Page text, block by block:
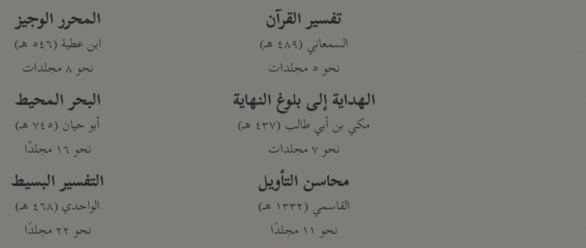
تفسير القرآن
السمعاني (٤٨٩ هـ)
نحو ٥ مجلدات
الهداية إلى بلوغ النهاية
مكي بن أبي طالب (٤٣٧ هـ)
نحو ٧ مجلدات
محاسن التأويل
القاسمي (١٣٣٢ هـ)
نحو ١١ مجلدًا
المحرر الوجيز
ابن عطية (٥٤٦ هـ)
نحو ٨ مجلدات
البحر المحيط
أبو حيان (٧٤٥ هـ)
نحو ١٦ مجلدًا
التفسير البسيط
الواحدي (٤٦٨ هـ)
نحو ٢٢ مجلدًا